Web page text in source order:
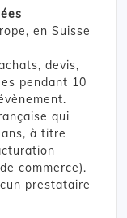
en Suisse
devis,
pendant 10
qui
à titre
commerce).
prestataire